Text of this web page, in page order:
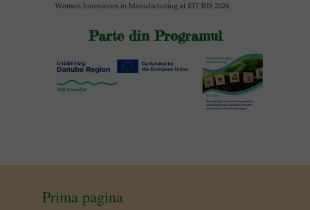
Parte din Programul
Prima pagina